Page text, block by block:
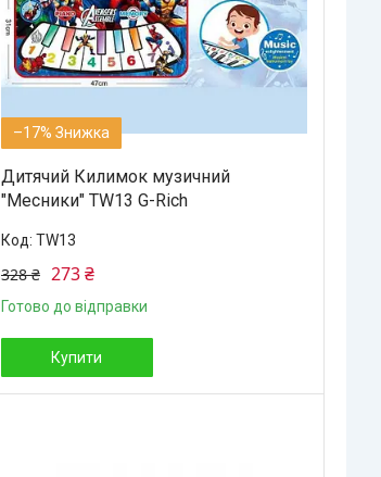
–17%
Дитячий Килимок музичний
"Месники" TW13 G-Rich
TW13
328 ₴ 273 ₴
Готово до відправки
Купити